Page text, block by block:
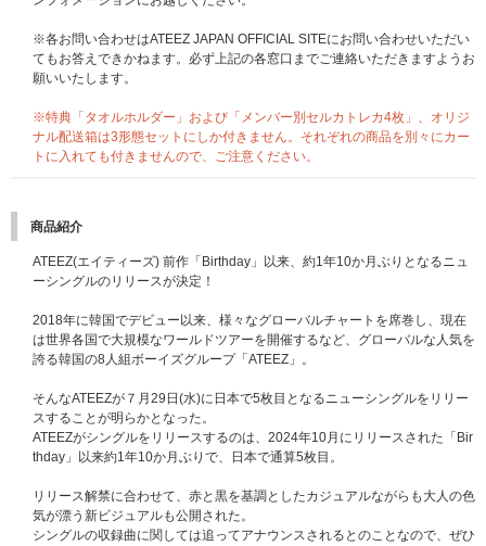
[当選人数] 8名（各メンバー1名）
②メンバー全員直筆サイン入りポスタープレゼント
[当選人数] 22名
択不可・未公開絵柄16種）
[当選人数] 各メンバー100名、合計800名
【1回目】
対象：【ATEEZ JAPAN OFFICIAL FANCLUB会員限定】プレミアム団体サ
イン会（全日程）
応募期間：
2026年7月28日（火）10:00～2026年8月3日（月）09:00
当落発表：2026年8月7日（金）20:00頃
【2回目】
対象：メンバー別サイン会（全日程）、メンバー別グッドタッチ会（全日
程）、【ATEEZ JAPAN OFFICIAL FANCLUB会員限定】ATINY公式パパラッ
チ会（全日程）
応募期間：
2026年8月3日（月）10:00～2026年8月10日（月）09:00
当落発表： 2026年8月14日（金）20:00頃
【3回目】
対象：メンバー別グッドタッチ会（全日程）、団体ハートタッチ会（全日
程）
応募期間： 2026年8月10日（月）10:00～2026年8月17日（月）09:00
当落発表： 2026年8月21日（金）20:00頃
※各お問い合わせはATEEZ JAPAN OFFICIAL SITEにお問い合わせいただい
てもお答えできかねます。必ず上記の各窓口までご連絡いただきますようお
願いいたします。
※特典「タオルホルダー」および「メンバー別セルカトレカ4枚」、オリジ
ナル配送箱は3形態セットにしか付きません。それぞれの商品を別々にカー
トに入れても付きませんので、ご注意ください。
商品紹介
ATEEZ(エイティーズ) 前作「Birthday」以来、約1年10か月ぶりとなるニュ
ーシングルのリリースが決定！
2018年に韓国でデビュー以来、様々なグローバルチャートを席巻し、現在
は世界各国で大規模なワールドツアーを開催するなど、グローバルな人気を
誇る韓国の8人組ボーイズグループ「ATEEZ」。
そんなATEEZが７月29日(水)に日本で5枚目となるニューシングルをリリー
スすることが明らかとなった。
ATEEZがシングルをリリースするのは、2024年10月にリリースされた「Bir
thday」以来約1年10か月ぶりで、日本で通算5枚目。
リリース解禁に合わせて、赤と黒を基調としたカジュアルながらも大人の色
気が漂う新ビジュアルも公開された。
シングルの収録曲に関しては追ってアナウンスされるとのことなので、ぜひ